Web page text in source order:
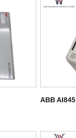
ABB AI845